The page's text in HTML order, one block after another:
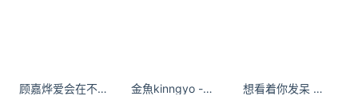
顾嘉烨爱会在不见面的日子里被新事物冲淡吧 金魚kinngyo -夏日の時光 想看着你发呆 可可托海 许久咖啡店 - 小红书